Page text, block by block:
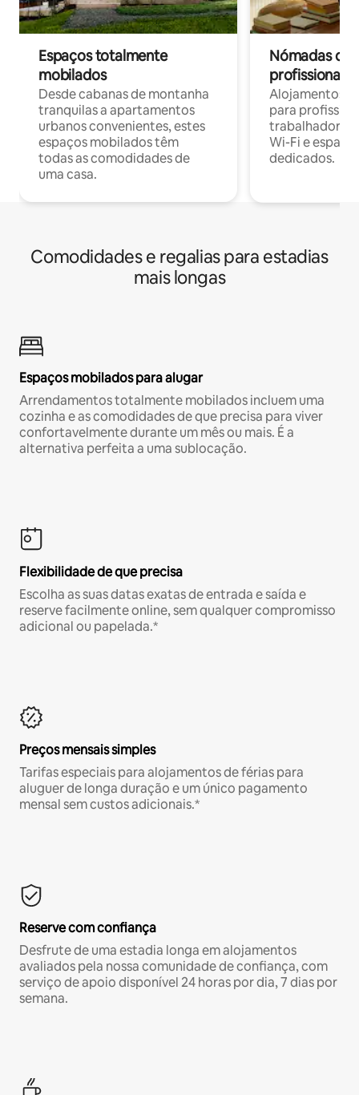
Espaços totalmente
mobilados
Desde cabanas de montanha
tranquilas a apartamentos
urbanos convenientes, estes
espaços mobilados têm
todas as comodidades de
uma casa.
Nómadas
profissionais
Alojamentos
para
trabalhadores
Wi-Fi e
dedicados.
Comodidades e regalias para estadias
mais longas
Espaços mobilados para alugar
Arrendamentos totalmente mobilados incluem uma
cozinha e as comodidades de que precisa para viver
confortavelmente durante um mês ou mais. É a
alternativa perfeita a uma sublocação.
Flexibilidade de que precisa
Escolha as suas datas exatas de entrada e saída e
reserve facilmente online, sem qualquer compromisso
adicional ou papelada.*
Preços mensais simples
Tarifas especiais para alojamentos de férias para
aluguer de longa duração e um único pagamento
mensal sem custos adicionais.*
Reserve com confiança
Desfrute de uma estadia longa em alojamentos
avaliados pela nossa comunidade de confiança, com
serviço de apoio disponível 24 horas por dia, 7 dias por
semana.